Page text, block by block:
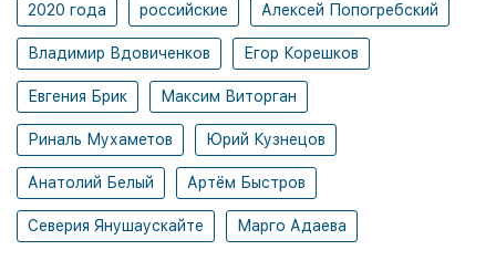
2020 года российские Алексей Попогребский
Владимир Вдовиченков Егор Корешков
Евгения Брик Максим Виторган
Риналь Мухаметов Юрий Кузнецов
Анатолий Белый Артём Быстров
Северия Янушаускайте Марго Адаева